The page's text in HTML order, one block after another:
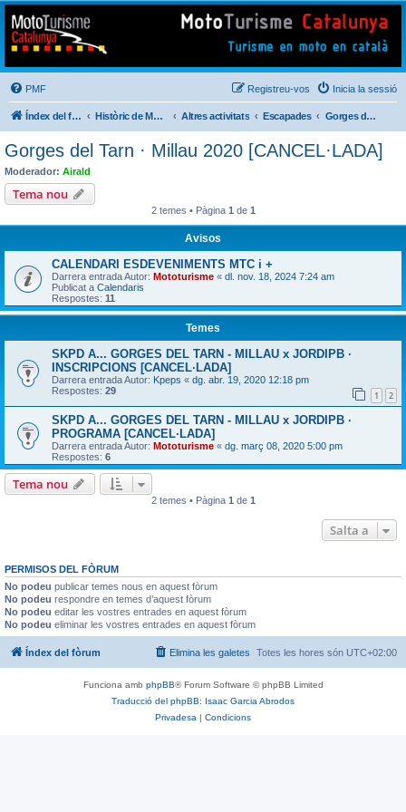
Mototurisme
Turisme en moto en català
PMF Inicia la sessió
Registreu-vos
Índex del fòrum Històric de Mototurisme Altres activitats Escapades Gorges del Tarn · Millau 2020 [CANCEL·LADA]
Gorges del Tarn · Millau 2020 [CANCEL·LADA]
Moderador: Airald
Tema nou
2 temes • Pàgina 1 de 1
Avisos
CALENDARI ESDEVENIMENTS MTC i +
Darrera entrada Autor: Mototurisme « dl. nov. 18, 2024 7:24 am
Publicat a Calendaris
Respostes: 11
Temes
SKPD A... GORGES DEL TARN - MILLAU x JORDIPB ·
INSCRIPCIONS [CANCEL·LADA]
Darrera entrada Autor: Kpeps « dg. abr. 19, 2020 12:18 pm
Respostes: 29 1 2
SKPD A... GORGES DEL TARN - MILLAU x JORDIPB ·
PROGRAMA [CANCEL·LADA]
Darrera entrada Autor: Mototurisme « dg. març 08, 2020 5:00 pm
Respostes: 6
Tema nou
2 temes • Pàgina 1 de 1
Salta a
PERMISOS DEL FÒRUM
No podeu publicar temes nous en aquest fòrum
No podeu respondre en temes d’aquest fòrum
No podeu editar les vostres entrades en aquest fòrum
No podeu eliminar les vostres entrades en aquest fòrum
Índex del fòrum Totes les hores són UTC+02:00
Elimina les galetes
Funciona amb phpBB® Forum Software © phpBB Limited
Traducció del phpBB: Isaac Garcia Abrodos
Privadesa | Condicions